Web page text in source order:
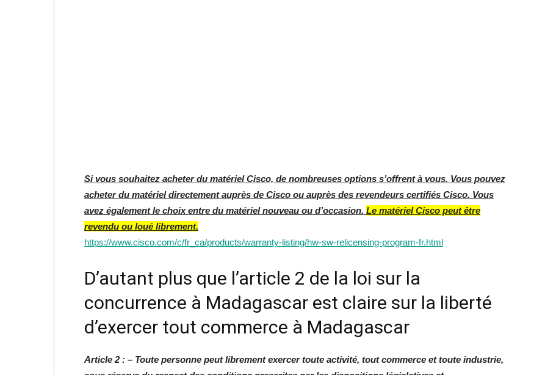
Si vous souhaitez acheter du matériel Cisco, de nombreuses options s’offrent à vous. Vous pouvez
acheter du matériel directement auprès de Cisco ou auprès des revendeurs certifiés Cisco. Vous
avez également le choix entre du matériel nouveau ou d’occasion. Le matériel Cisco peut être
revendu ou loué librement.
https://www.cisco.com/c/fr_ca/products/warranty-listing/hw-sw-relicensing-program-fr.html
D’autant plus que l’article 2 de la loi sur la
concurrence à Madagascar est claire sur la liberté
d’exercer tout commerce à Madagascar
Article 2 : – Toute personne peut librement exercer toute activité, tout commerce et toute industrie,